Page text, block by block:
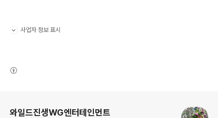
사업자 정보 표시
와일드진생WG엔터테인먼트